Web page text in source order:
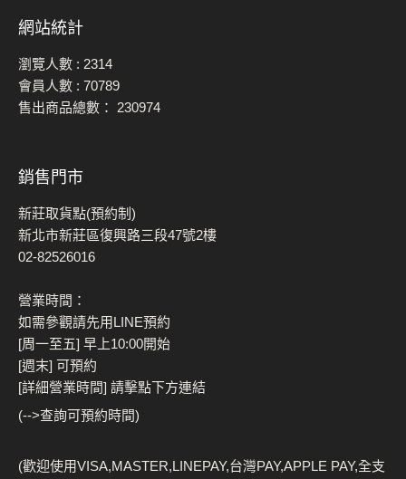
網站統計
瀏覽人數 : 2314
會員人數 : 70789
售出商品總數： 230974
銷售門市
新莊取貨點(預約制)
新北市新莊區復興路三段47號2樓
02-82526016
營業時間：
如需參觀請先用LINE預約
[周一至五] 早上10:00開始
[週末] 可預約
[詳細營業時間] 請擊點下方連結
(-->查詢可預約時間)
(歡迎使用VISA,MASTER,LINEPAY,台灣PAY,APPLE PAY,全支